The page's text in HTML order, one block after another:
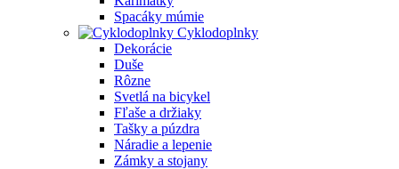
Spacáky múmie
Cyklodoplnky
Dekorácie
Duše
Rôzne
Svetlá na bicykel
Fľaše a držiaky
Tašky a púzdra
Náradie a lepenie
Zámky a stojany